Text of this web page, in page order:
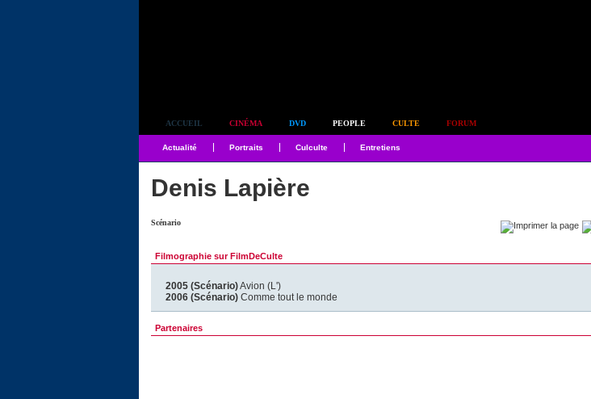
ACCUEIL CINÉMA DVD PEOPLE CULTE FORUM
Actualité Portraits Culculte Entretiens
Denis Lapière
Scénario
Filmographie sur FilmDeCulte
2005 (Scénario)Avion (L')
2006 (Scénario) Comme tout le monde
Partenaires